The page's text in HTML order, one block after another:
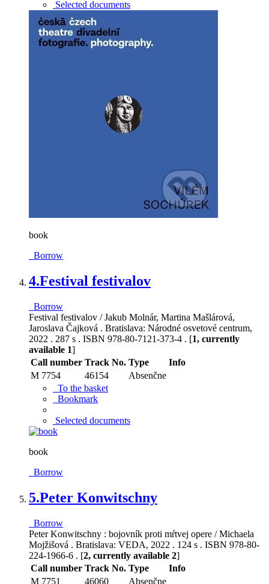
Selected documents
book
Borrow
4.Festival festivalov
Borrow
Festival festivalov / Jakub Molnár, Martina Mašlárová,
Jaroslava Čajková . Bratislava: Národné osvetové centrum,
2022 . 287 s . ISBN 978-80-7121-373-4 . [1, currently
available 1]
Call number Track No. Type
Info
M 7754
46154
Absenčne
To the basket
Bookmark
Selected documents
book
Borrow
5.Peter Konwitschny
Borrow
Peter Konwitschny : bojovník proti mŕtvej opere / Michaela
Mojžišová . Bratislava: VEDA, 2022 . 124 s . ISBN 978-80-
224-1966-6 . [2, currently available 2]
Call number Track No. Type
Info
M 7751
46060
Absenčne